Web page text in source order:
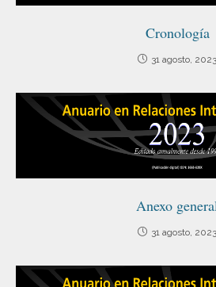
Cronología
31 agosto, 2023
Anexo
31 agosto, 2023